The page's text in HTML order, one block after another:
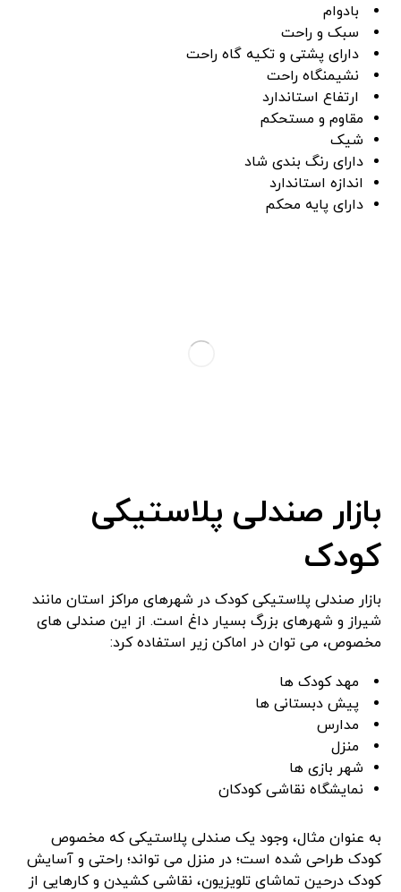
بادوام
سبک و راحت
دارای پشتی و تکیه گاه راحت
نشیمنگاه راحت
ارتفاع استاندارد
مقاوم و مستحکم
شیک
دارای رنگ بندی شاد
اندازه استاندارد
دارای پایه محکم
بازار صندلی پلاستیکی
کودک
بازار صندلی پلاستیکی کودک در شهرهای مراکز استان مانند
شیراز و شهرهای بزرگ بسیار داغ است. از این صندلی های
مخصوص، می توان در اماکن زیر استفاده کرد:
مهد کودک ها
پیش دبستانی ها
مدارس
منزل
شهر بازی ها
نمایشگاه نقاشی کودکان
به عنوان مثال، وجود یک صندلی پلاستیکی که مخصوص
کودک طراحی شده است؛ در منزل می تواند؛ راحتی و آسایش
کودک درحین تماشای تلویزیون، نقاشی کشیدن و کارهایی از